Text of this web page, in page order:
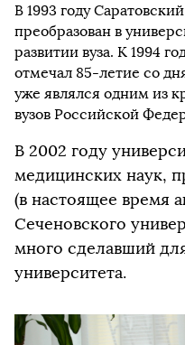
В 1993 году
преобразован в
развитии вуза. К 1994
отмечал 85-летие со
уже являлся одним из
вузов Российской
В 2002 году
медицинских наук,
(в настоящее время
Сеченовского
много сделавший
университета.